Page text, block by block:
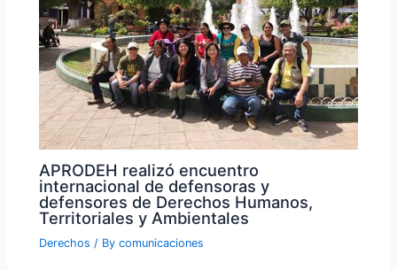
APRODEH realizó encuentro
internacional de defensoras y
defensores de Derechos Humanos,
Territoriales y Ambientales
Derechos / Bycomunicaciones